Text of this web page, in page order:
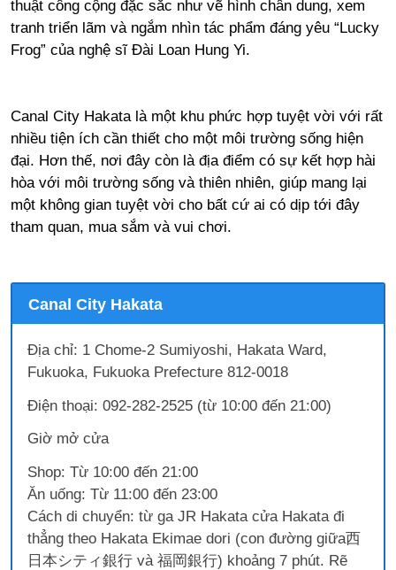
thuật công cộng đặc sắc như vẽ hình chân dung, xem
tranh triển lãm và ngắm nhìn tác phẩm đáng yêu “Lucky
Frog” của nghệ sĩ Đài Loan Hung Yi.
Canal City Hakata là một khu phức hợp tuyệt vời với rất
nhiều tiện ích cần thiết cho một môi trường sống hiện
đại. Hơn thế, nơi đây còn là địa điểm có sự kết hợp hài
hòa với môi trường sống và thiên nhiên, giúp mang lại
một không gian tuyệt vời cho bất cứ ai có dịp tới đây
tham quan, mua sắm và vui chơi.
Canal City Hakata
Địa chỉ: 1 Chome-2 Sumiyoshi, Hakata Ward,
Fukuoka, Fukuoka Prefecture 812-0018
Điện thoại: 092-282-2525 (từ 10:00 đến 21:00)
Giờ mở cửa
Shop: Từ 10:00 đến 21:00
Ăn uống: Từ 11:00 đến 23:00
Cách di chuyển: từ ga JR Hakata cửa Hakata đi
thẳng theo Hakata Ekimae dori (con đường giữa西
日本シティ銀行 và 福岡銀行) khoảng 7 phút. Rẽ